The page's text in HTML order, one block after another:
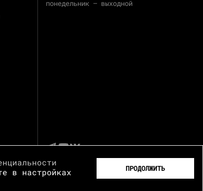
понедельник — выходной
в настройках
ПРОДОЛЖИТЬ